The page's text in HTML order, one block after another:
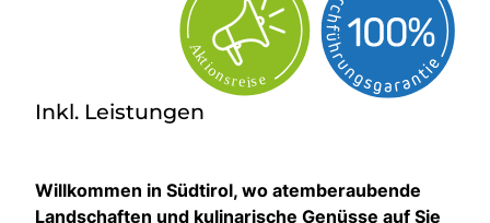
Inkl. Leistungen
Willkommen in Südtirol, wo atemberaubende
Landschaften und kulinarische Genüsse auf Sie